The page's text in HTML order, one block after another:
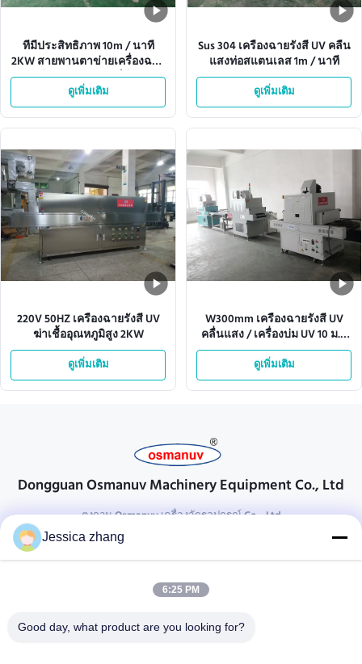
ที่มีประสิทธิภาพ 10m / นาที
2KW สายพานตาข่ายเครื่องฉาย
รังสี Uv คอมพิวเตอร์สีขาว
สำหรับกล่องอาหารหรือเสื้อผ้า
หรือกระดาน
ดูเพิ่มเติม
Sus 304 เครื่องฉายรังสี UV คลื่น
แสงท่อสแตนเลส 1m / นาที
ดูเพิ่มเติม
220V 50HZ เครื่องฉายรังสี UV
ฆ่าเชื้ออุณหภูมิสูง 2KW
ดูเพิ่มเติม
W300mm เครื่องฉายรังสี UV
คลื่นแสง / เครื่องบ่ม UV 10 ม. /
นาที
ดูเพิ่มเติม
Dongguan Osmanuv Machinery Equipment Co., Ltd
ตงกวน Osmanuv เครื่องจักรอุปกรณ์ Co. , Ltd
ติดต่อ
28 อุตสาหกรรมที่สอง Liu chong wei, Wanjiang, DongGuan,
86-769 -88125248
Jessica zhang
6:25 PM
Good day, what product are you looking for?